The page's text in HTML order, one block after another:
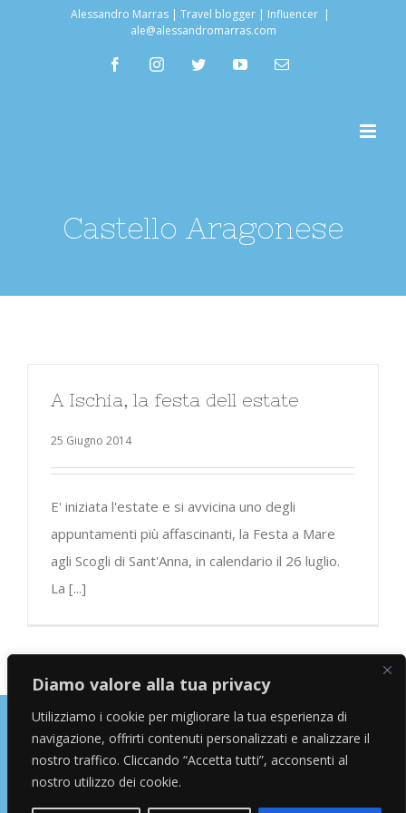
Diamo valore alla tua privacy
Utilizziamo i cookie per migliorare la tua esperienza di
navigazione, offrirti contenuti personalizzati e analizzare il
nostro traffico. Cliccando “Accetta tutti”, acconsenti al
nostro utilizzo dei cookie.
Alessandro Marras | Travel blogger | Influencer |
ale@alessandromarras.com
facebookinstagramtwitter youtubeEmail
Castello Aragonese
A Ischia, la festa dell estate
25 Giugno 2014
E' iniziata l'estate e si avvicina uno degli
appuntamenti più affascinanti, la Festa a Mare
agli Scogli di Sant'Anna, in calendario il 26 luglio.
La [...]
Copyright © 2026 Alessandro Marras | Travel Blogger | Influencer
facebookinstagram